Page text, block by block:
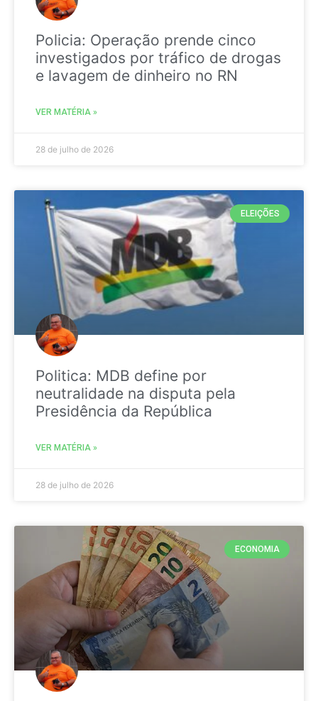
Policia: Operação prende cinco
investigados por tráfico de drogas
e lavagem de dinheiro no RN
VER MATÉRIA »
28 de julho de 2026
ELEIÇÕES
Politica: MDB define por
neutralidade na disputa pela
Presidência da República
VER MATÉRIA »
28 de julho de 2026
ECONOMIA